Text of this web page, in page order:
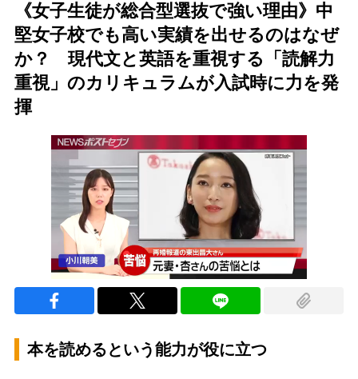
《女子生徒が総合型選抜で強い理由》中
堅女子校でも高い実績を出せるのはなぜ
か？ 現代文と英語を重視する「読解力
重視」のカリキュラムが入試時に力を発
揮
本を読めるという能力が役に立つ